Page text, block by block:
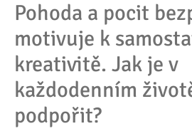
Pohoda a pocit
motivuje k
kreativitě. Jak je v
každodenním
podpořit?